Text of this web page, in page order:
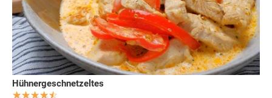
Hühnergeschnetzeltes